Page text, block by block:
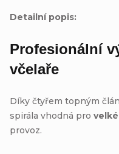
Detailní popis:
Profesionální
včelaře
Díky čtyřem topným
spirála vhodná pro
provoz.